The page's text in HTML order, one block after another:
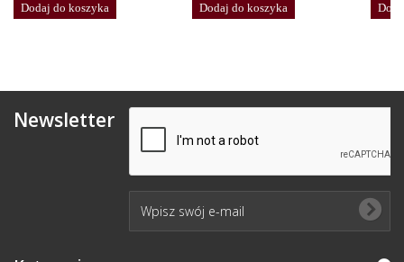
Dodaj do koszyka
Dodaj do koszyka
Newsletter